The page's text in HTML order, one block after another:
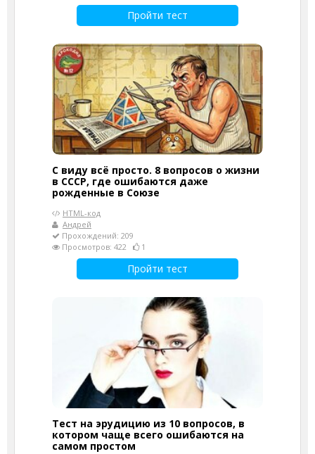
Пройти тест
С виду всё просто. 8 вопросов о жизни
в СССР, где ошибаются даже
рожденные в Союзе
HTML-код
Андрей
Прохождений: 209
Просмотров: 422
1
Пройти тест
Тест на эрудицию из 10 вопросов, в
котором чаще всего ошибаются на
самом простом